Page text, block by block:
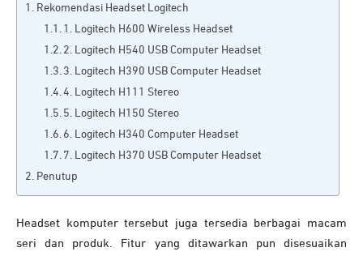
Rekomendasi Headset Logitech
1. Logitech H600 Wireless Headset
2. Logitech H540 USB Computer Headset
3. Logitech H390 USB Computer Headset
4. Logitech H111 Stereo
5. Logitech H150 Stereo
6. Logitech H340 Computer Headset
7. Logitech H370 USB Computer Headset
Penutup
Headset komputer tersebut juga tersedia berbagai macam
seri dan produk. Fitur yang ditawarkan pun disesuaikan